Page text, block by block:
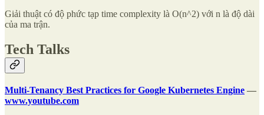
Giải thuật có độ phức tạp time complexity là O(n^2) với n là độ dài
của ma trận.
Tech Talks
Multi-Tenancy Best Practices for Google Kubernetes Engine —
www.youtube.com